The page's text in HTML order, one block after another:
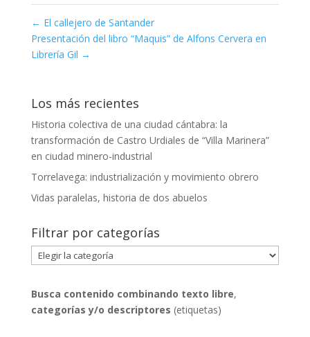
← El callejero de Santander
Presentación del libro “Maquis” de Alfons Cervera en
Librería Gil →
Los más recientes
Historia colectiva de una ciudad cántabra: la
transformación de Castro Urdiales de “Villa Marinera”
en ciudad minero-industrial
Torrelavega: industrialización y movimiento obrero
Vidas paralelas, historia de dos abuelos
Filtrar por categorías
Filtrar
por
Busca contenido combinando texto libre,
categorías y/o descriptores (etiquetas)